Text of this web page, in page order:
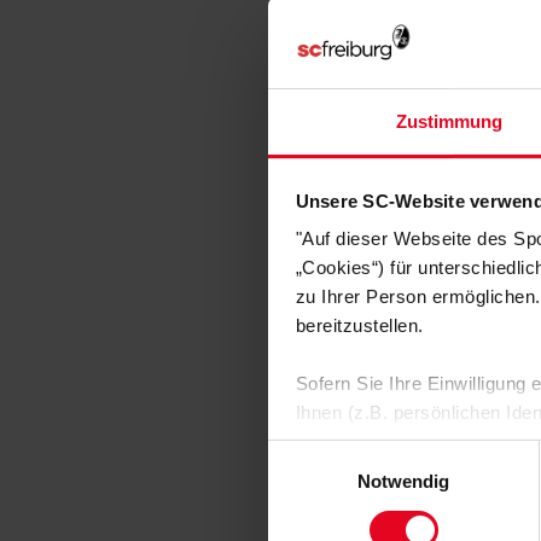
Zustimmung
Unsere SC-Website
"Auf dieser Webseite des
„Cookies“) für
zu Ihrer Person
bereitzustellen.
Sofern Sie Ihre Einwilligung
Ihnen (z.B. persönlichen
zulassen“-Button stimmen
personenbezogenen Daten
Soweit Sie „Notwendige
Notwendig